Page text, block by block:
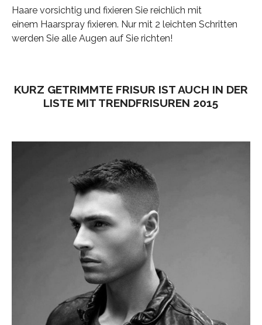
Haare vorsichtig und fixieren Sie reichlich mit
einem Haarspray fixieren. Nur mit 2 leichten Schritten
werden Sie alle Augen auf Sie richten!
KURZ GETRIMMTE FRISUR IST AUCH IN DER
LISTE MIT TRENDFRISUREN 2015